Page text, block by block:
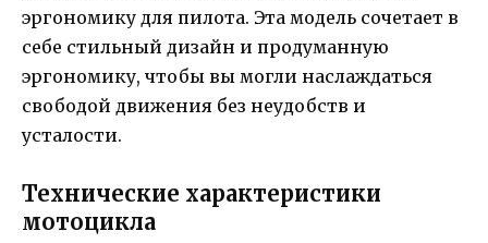
эргономику для пилота. Эта модель сочетает в
себе стильный дизайн и продуманную
эргономику, чтобы вы могли наслаждаться
свободой движения без неудобств и
усталости.
Технические характеристики
мотоцикла